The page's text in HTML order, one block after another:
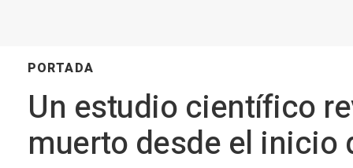
PORTADA
Un estudio científico
muerto desde el inicio